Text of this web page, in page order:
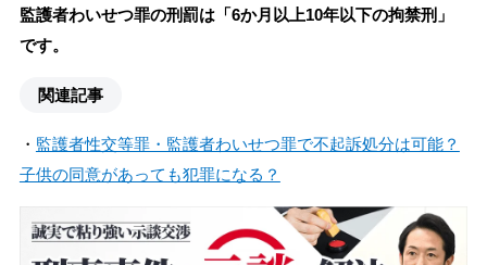
監護者わいせつ罪の刑罰は「6か月以上10年以下の拘禁刑」
です。
関連記事
・ 監護者性交等罪・監護者わいせつ罪で不起訴処分は可能？
子供の同意があっても犯罪になる？